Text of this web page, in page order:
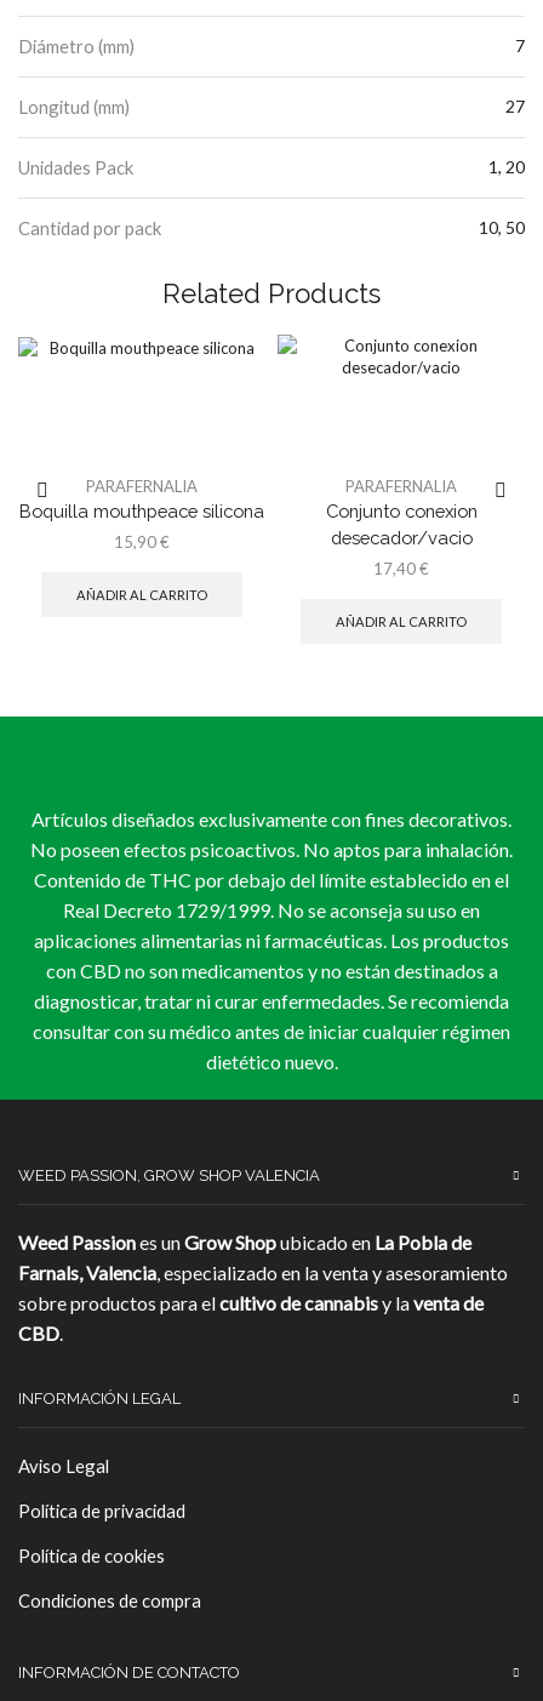
Diámetro (mm) 7
Longitud (mm) 27
Unidades Pack 1, 20
Cantidad por pack 10, 50
Related Products
PARAFERNALIA
Boquilla mouthpeace silicona
15,90€
AÑADIR AL CARRITO
PARAFERNALIA
Conjunto conexion
desecador/vacio
17,40€
AÑADIR AL CARRITO
Artículos diseñados exclusivamente con fines decorativos.
No poseen efectos psicoactivos. No aptos para inhalación.
Contenido de THC por debajo del límite establecido en el
Real Decreto 1729/1999. No se aconseja su uso en
aplicaciones alimentarias ni farmacéuticas. Los productos
con CBD no son medicamentos y no están destinados a
diagnosticar, tratar ni curar enfermedades. Se recomienda
consultar con su médico antes de iniciar cualquier régimen
dietético nuevo.
WEED PASSION, GROW SHOP VALENCIA
Weed Passiones unGrow Shopubicado en La Pobla de
Farnals, Valencia, especializado en la venta y asesoramiento
sobre productos para elcultivo de cannabisy laventa de
CBD.
INFORMACIÓN LEGAL
Aviso Legal
Política de privacidad
Política de cookies
Condiciones de compra
INFORMACIÓN DE CONTACTO